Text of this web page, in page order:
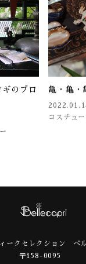
のブロ
亀・亀・
コスチュ
ークセレクション ベ
〒158-0095